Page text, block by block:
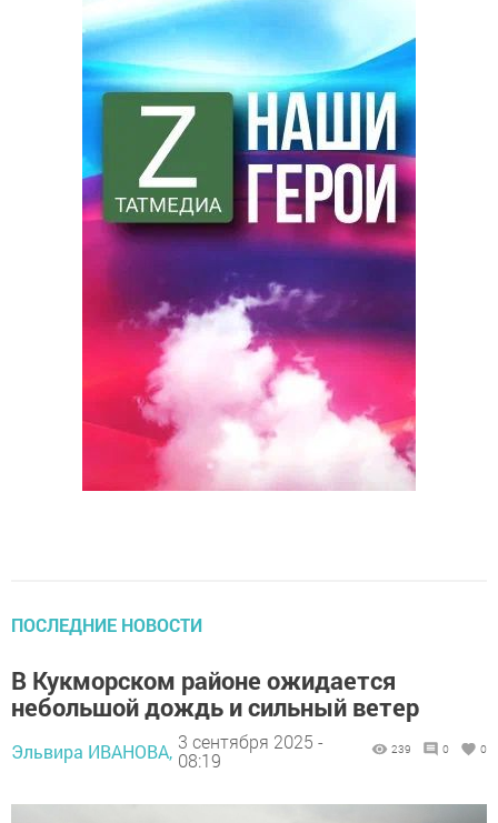
ПОСЛЕДНИЕ НОВОСТИ
В Кукморском районе ожидается
небольшой дождь и сильный ветер
Эльвира ИВАНОВА, 3 сентября 2025 -
08:19
239 0 0